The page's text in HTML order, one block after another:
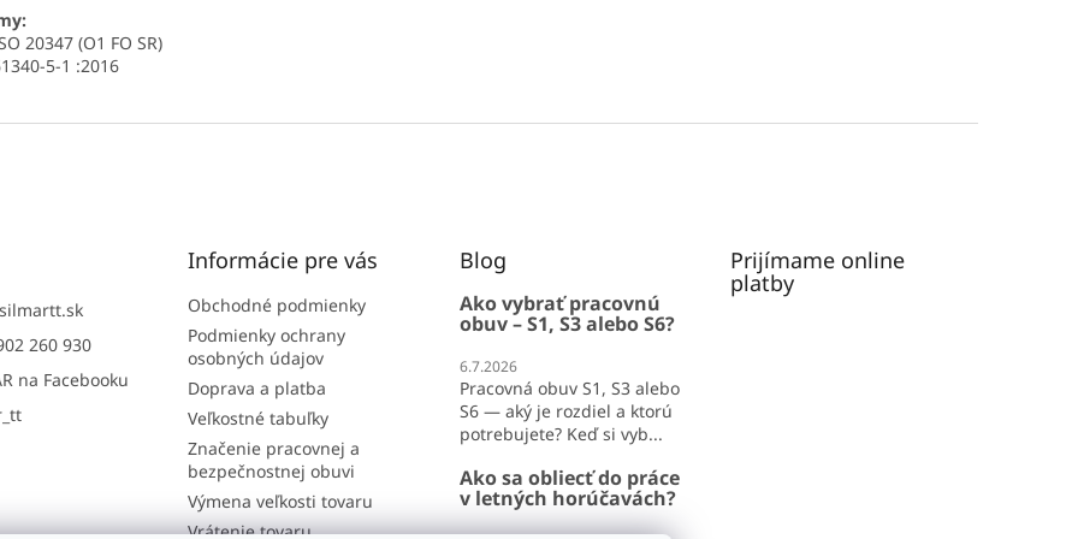
20347 (O1 FO SR)
5-1 :2016
silmartt.sk
260 930
na Facebooku
Informácie pre vás
Obchodné podmienky
Podmienky ochrany
osobných údajov
Doprava a platba
Veľkostné tabuľky
Značenie pracovnej a
bezpečnostnej obuvi
Výmena veľkosti tovaru
Vrátenie tovaru
Blog
Ako vybrať pracovnú
obuv – S1, S3 alebo S6?
6.7.2026
Pracovná obuv S1, S3 alebo
S6 — aký je rozdiel a ktorú
potrebujete? Keď si vyb...
Ako sa obliecť do práce
v letných horúčavách?
Prijímame online
platby